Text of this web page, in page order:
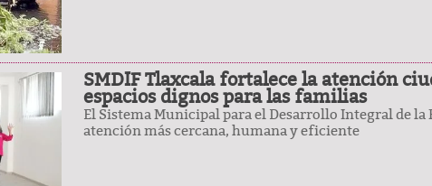
SMDIF Tlaxcala fortalece la atención
espacios dignos para las familias
El Sistema Municipal para el Desarrollo Integral de la
atención más cercana, humana y eficiente